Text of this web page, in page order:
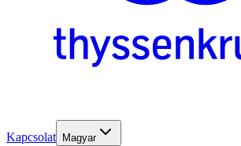
Kapcsolat Magyar